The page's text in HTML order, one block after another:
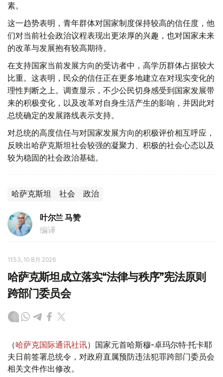
素。
这一趋势表明，青年群体对国家制度保持较高的信任度，他
们对当前社会政治议程表现出更浓厚的兴趣，也对国家未来
的改革与发展抱有较高期待。
在支持国家当前发展方向的受访者中，高学历群体占据较大
比重。这表明，民众的信任正在更多地建立在对现实变化的
理性判断之上。调查显示，不少公民切身感受到国家发展带
来的积极变化，以及改革对自身生活产生的影响，并因此对
总统确定的发展路线表示支持。
对总统的高度信任与对国家发展方向的积极评价相互呼应，
反映出哈萨克斯坦社会较强的凝聚力、积极的社会心态以及
较为稳固的社会政治基础。
哈萨克斯坦 社会 政治
叶尔兰 马赞
编译
11:53, 10 8月 2026
哈萨克斯坦成立落实“法律与秩序”宪法原则
跨部门委员会
（哈萨克国际通讯社讯）国家元首哈斯穆-卓玛尔特·托卡耶
夫日前签署总统令，对政府直属预防违法犯罪跨部门委员会
相关文件作出修改。